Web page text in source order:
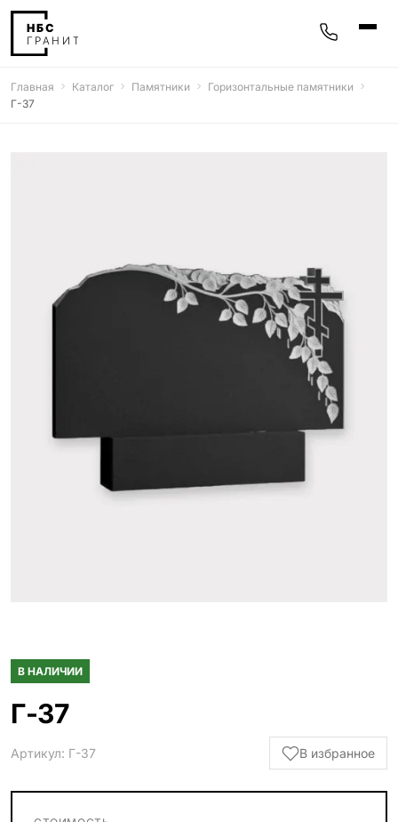
5 моделей
Надгробные плиты
15 моделей
50 моделей
Наши работы
145 моделей
Главная Каталог Памятники
Горизонтальные памятники
Г-37
В НАЛИЧИИ
Г-37
Артикул: Г-37 В избранное